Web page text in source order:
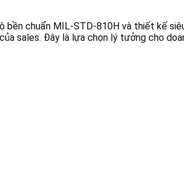
bền chuẩn MIL-STD-810H và thiết kế
sales. Đây là lựa chọn lý tưởng cho